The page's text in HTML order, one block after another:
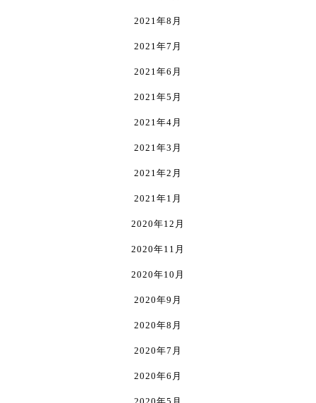
2021年8月
2021年7月
2021年6月
2021年5月
2021年4月
2021年3月
2021年2月
2021年1月
2020年12月
2020年11月
2020年10月
2020年9月
2020年8月
2020年7月
2020年6月